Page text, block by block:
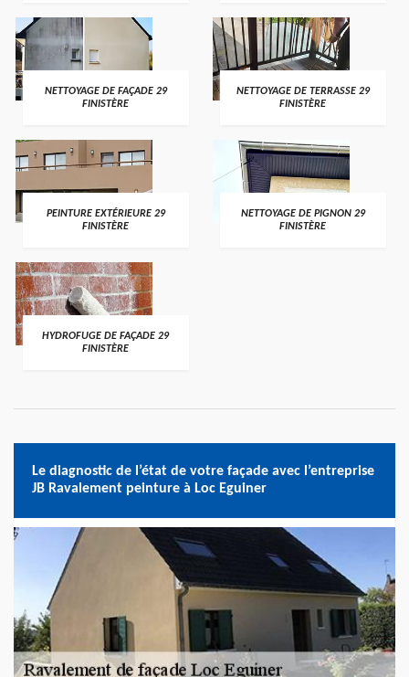
NETTOYAGE DE FAÇADE 29
FINISTÈRE
NETTOYAGE DE TERRASSE 29
FINISTÈRE
PEINTURE EXTÉRIEURE 29
FINISTÈRE
NETTOYAGE DE PIGNON 29
FINISTÈRE
HYDROFUGE DE FAÇADE 29
FINISTÈRE
Le diagnostic de l’état de votre façade avec l’entreprise
JB Ravalement peinture à Loc Eguiner